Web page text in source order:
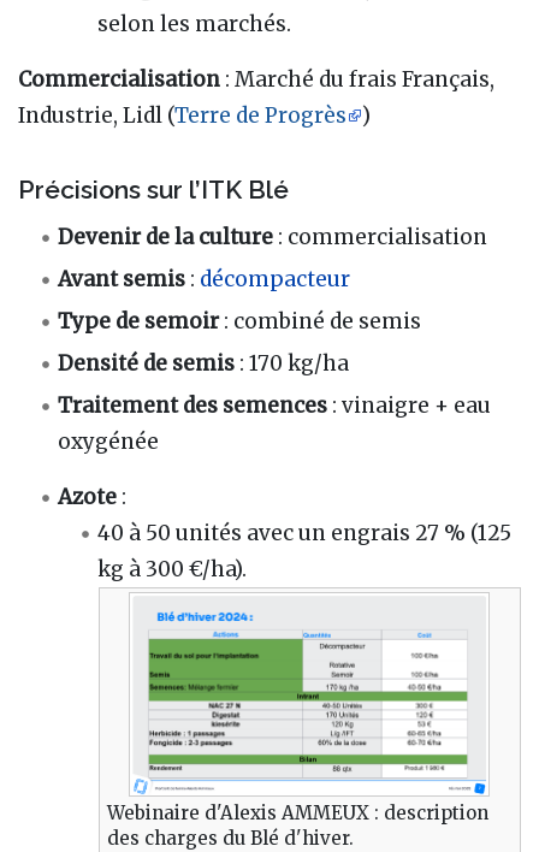
selon les marchés.
Commercialisation : Marché du frais Français,
Industrie, Lidl (Terre de Progrès )
Précisions sur l’ITK Blé
Devenir de la culture : commercialisation
Avant semis : décompacteur
Type de semoir: combiné de semis
Densité de semis : 170 kg/ha
Traitement des semences : vinaigre + eau
oxygénée
Azote :
40 à 50 unités avec un engrais 27 % (125
kg à 300 €/ha).
Webinaire d'Alexis AMMEUX : description
des charges du Blé d'hiver.